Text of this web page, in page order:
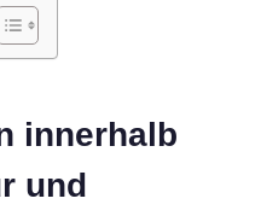
innerhalb
und